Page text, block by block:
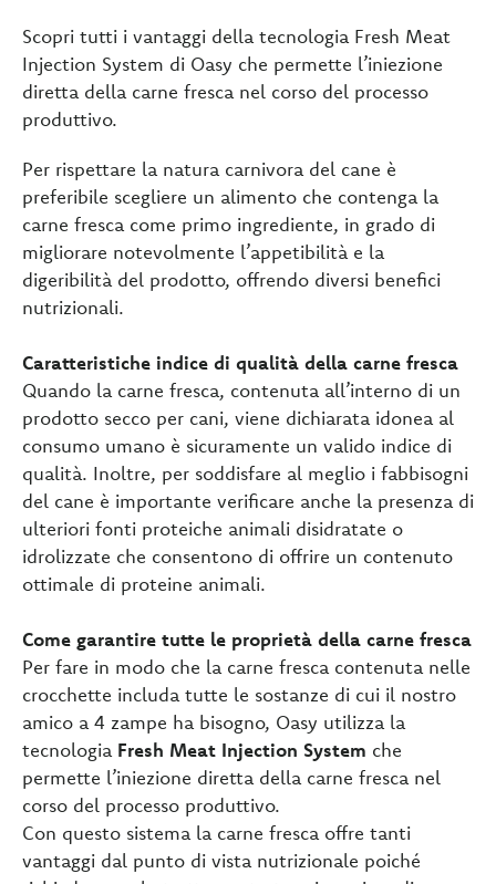
Scopri tutti i vantaggi della tecnologia Fresh Meat
Injection System di Oasy che permette l’iniezione
diretta della carne fresca nel corso del processo
produttivo.
Per rispettare la natura carnivora del cane è
preferibile scegliere un alimento che contenga la
carne fresca come primo ingrediente, in grado di
migliorare notevolmente l’appetibilità e la
digeribilità del prodotto, offrendo diversi benefici
nutrizionali.
Caratteristiche indice di qualità della carne fresca
Quando la carne fresca, contenuta all’interno di un
prodotto secco per cani, viene dichiarata idonea al
consumo umano è sicuramente un valido indice di
qualità. Inoltre, per soddisfare al meglio i fabbisogni
del cane è importante verificare anche la presenza di
ulteriori fonti proteiche animali disidratate o
idrolizzate che consentono di offrire un contenuto
ottimale di proteine animali.
Come garantire tutte le proprietà della carne fresca
Per fare in modo che la carne fresca contenuta nelle
crocchette includa tutte le sostanze di cui il nostro
amico a 4 zampe ha bisogno, Oasy utilizza la
tecnologia Fresh Meat Injection System che
permette l’iniezione diretta della carne fresca nel
corso del processo produttivo.
Con questo sistema la carne fresca offre tanti
vantaggi dal punto di vista nutrizionale poiché